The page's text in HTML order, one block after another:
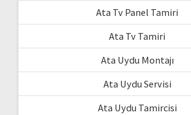
Ata Tv Panel Tamiri
Ata Tv Tamiri
Ata Uydu Montajı
Ata Uydu Servisi
Ata Uydu Tamircisi